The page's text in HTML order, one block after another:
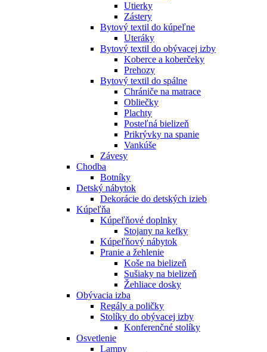
Utierky
Zástery
Bytový textil do kúpeľne
Uteráky
Bytový textil do obývacej izby
Koberce a koberčeky
Prehozy
Bytový textil do spálne
Chrániče na matrace
Obliečky
Plachty
Posteľná bielizeň
Prikrývky na spanie
Vankúše
Závesy
Chodba
Botníky
Detský nábytok
Dekorácie do detských izieb
Kúpeľňa
Kúpeľňové doplnky
Stojany na kefky
Kúpeľňový nábytok
Pranie a žehlenie
Koše na bielizeň
Sušiaky na bielizeň
Žehliace dosky
Obývacia izba
Regály a poličky
Stolíky do obývacej izby
Konferenčné stolíky
Osvetlenie
Lampy